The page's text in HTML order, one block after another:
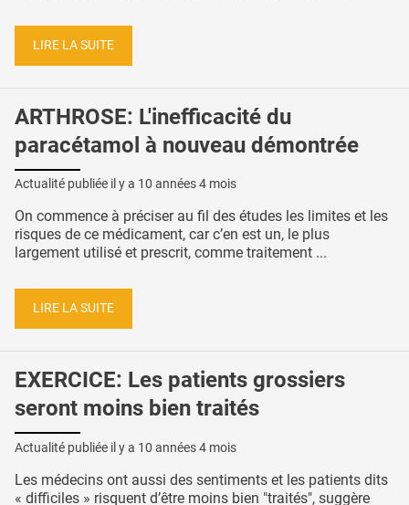
LIRE LA SUITE
ARTHROSE: L'inefficacité du
paracétamol à nouveau démontrée
Actualité publiée il y a 10 années 4 mois
On commence à préciser au fil des études les limites et les
risques de ce médicament, car c’en est un, le plus
largement utilisé et prescrit, comme traitement ...
LIRE LA SUITE
EXERCICE: Les patients grossiers
seront moins bien traités
Actualité publiée il y a 10 années 4 mois
Les médecins ont aussi des sentiments et les patients dits
« difficiles » risquent d’être moins bien "traités", suggère